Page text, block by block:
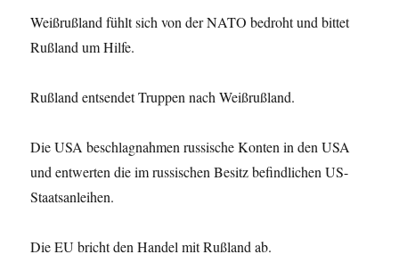
Weißrußland fühlt sich von der NATO bedroht und bittet
Rußland um Hilfe.
Rußland entsendet Truppen nach Weißrußland.
Die USA beschlagnahmen russische Konten in den USA
und entwerten die im russischen Besitz befindlichen US-
Staatsanleihen.
Die EU bricht den Handel mit Rußland ab.